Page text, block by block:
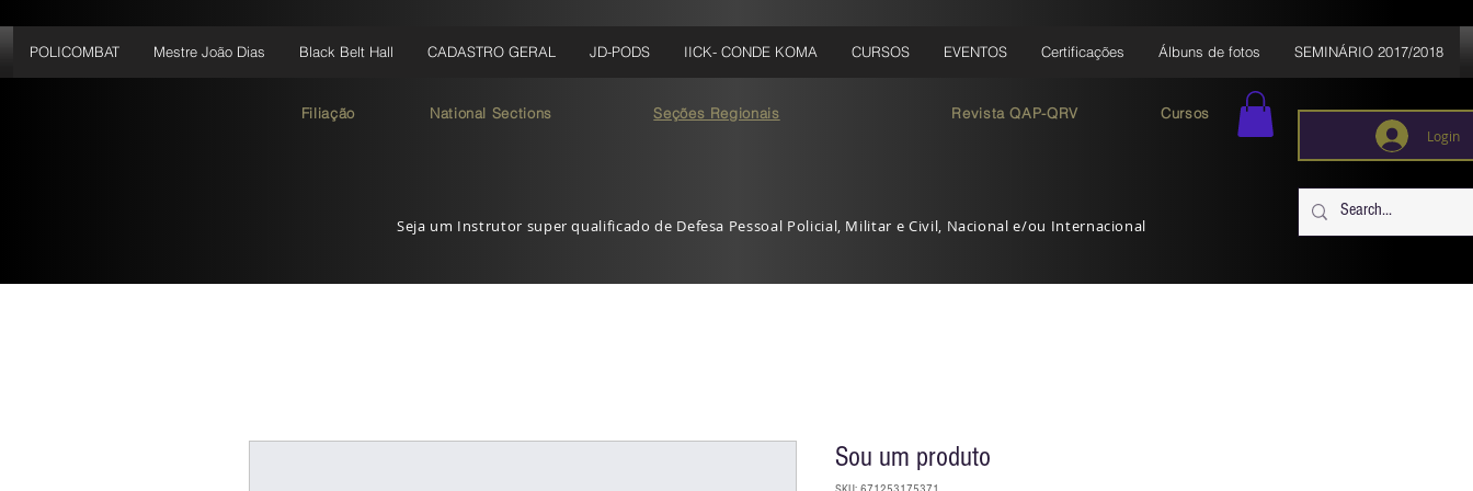
Filiação National Sections Seções Regionais Cursos
Revista QAP-QRV
Seja um Instrutor super qualificado de Defesa Pessoal Policial, Militar e Civil, Nacional e/ou Internacional
Login
POLICOMBAT Mestre João Dias Black Belt Hall CADASTRO GERAL JD-PODS IICK- CONDE KOMA CURSOS EVENTOS Certificações Álbuns de fotos SEMINÁRIO 2017/2018
Sou um produto